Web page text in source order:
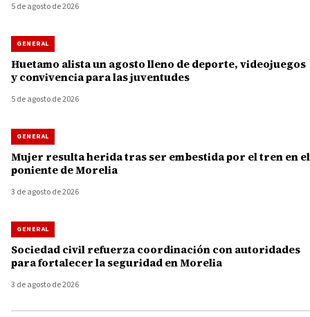
5 de agosto de 2026
GENERAL
Huetamo alista un agosto lleno de deporte, videojuegos
y convivencia para las juventudes
5 de agosto de 2026
GENERAL
Mujer resulta herida tras ser embestida por el tren en el
poniente de Morelia
3 de agosto de 2026
GENERAL
Sociedad civil refuerza coordinación con autoridades
para fortalecer la seguridad en Morelia
3 de agosto de 2026